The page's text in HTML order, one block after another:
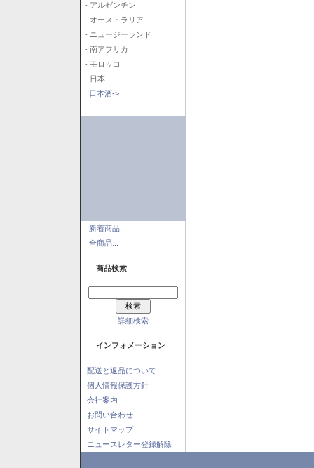
- アルゼンチン
- オーストラリア
- ニュージーランド
- 南アフリカ
- モロッコ
- 日本
日本酒->
新着商品...
全商品...
商品検索
詳細検索
インフォメーション
配送と返品について
個人情報保護方針
会社案内
お問い合わせ
サイトマップ
ニュースレター登録解除